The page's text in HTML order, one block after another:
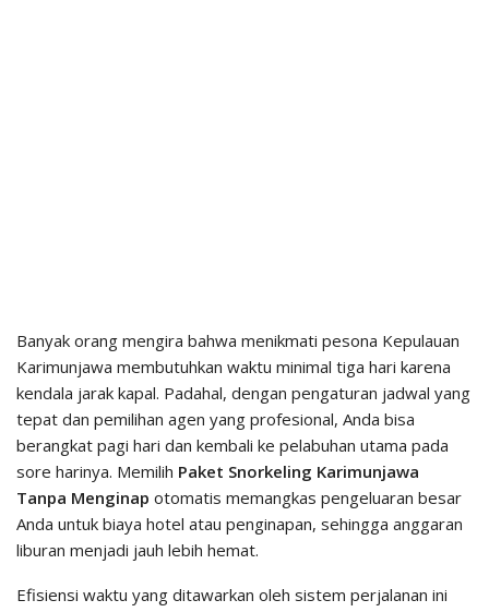
Banyak orang mengira bahwa menikmati pesona Kepulauan
Karimunjawa membutuhkan waktu minimal tiga hari karena
kendala jarak kapal. Padahal, dengan pengaturan jadwal yang
tepat dan pemilihan agen yang profesional, Anda bisa
berangkat pagi hari dan kembali ke pelabuhan utama pada
sore harinya. Memilih Paket Snorkeling Karimunjawa
Tanpa Menginap otomatis memangkas pengeluaran besar
Anda untuk biaya hotel atau penginapan, sehingga anggaran
liburan menjadi jauh lebih hemat.
Efisiensi waktu yang ditawarkan oleh sistem perjalanan ini